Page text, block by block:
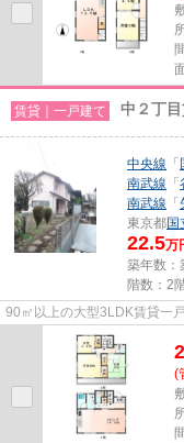
賃貸｜一戸建て 中２丁
中央線 「
南武線 「
南武線 「
東京都国
22.5万
築年数：
階数：2
90㎡以上の大型3LDK賃貸一
(